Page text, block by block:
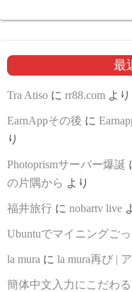
最
Tra Atiso に rr88.com より
EarnAppその後 に
り
Photoprismサーバー爆誕
の片隅から より
福井旅行 に nobartv live
Ubuntuでマイニングご
la mura に la mura再び |
簡体中文入力にこだわる